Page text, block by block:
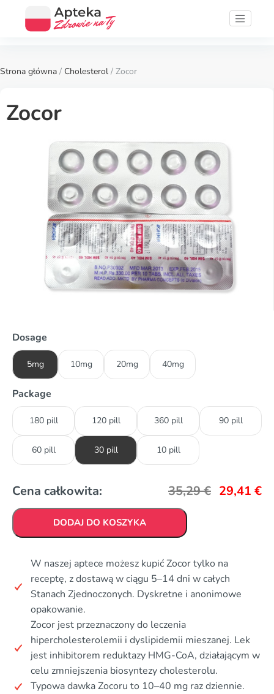
Strona główna / Cholesterol / Zocor
Zocor
Dosage
5mg 10mg 20mg 40mg
Package
180 pill 120 pill 360 pill 90 pill
60 pill 30 pill 10 pill
Cena całkowita: 35,29€ 29,41 €
DODAJ DO KOSZYKA
W naszej aptece możesz kupić Zocor tylko na
receptę, z dostawą w ciągu 5–14 dni w całych
Stanach Zjednoczonych. Dyskretne i anonimowe
opakowanie.
Zocor jest przeznaczony do leczenia
hipercholesterolemii i dyslipidemii mieszanej. Lek
jest inhibitorem reduktazy HMG-CoA, działającym w
celu zmniejszenia biosyntezy cholesterolu.
Typowa dawka Zocoru to 10–40 mg raz dziennie.